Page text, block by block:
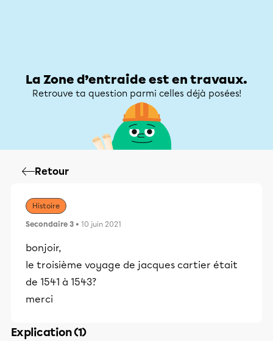
La Zone d’entraide est en travaux.
Retrouve ta question parmi celles déjà posées!
Retour
Histoire
Secondaire 3 • 10 juin 2021
bonjoir,
le troisième voyage de jacques cartier était
de 1541 à 1543?
merci
Explication (1)